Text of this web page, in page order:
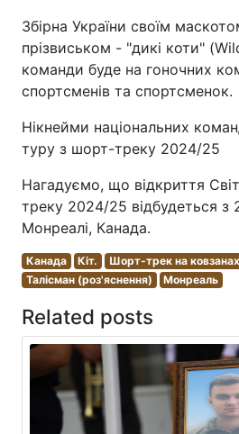
Збірна України своїм
прізвиськом - "дикі коти"
команди буде на гоночних
спортсменів та спортсменок.
Нікнейми національних
туру з шорт-треку 2024/25
Нагадуємо, що відкриття
треку 2024/25 відбудеться
Монреалі, Канада.
Канада Кіт. Шорт-трек на ковзанах
Талісман (роз'яснення)
Монреаль
Related posts